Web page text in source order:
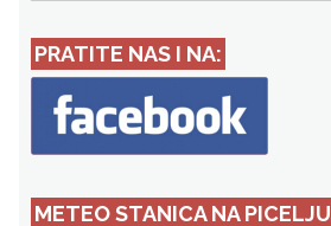
PRATITE NAS I NA:
METEO STANICA NA PICELJU